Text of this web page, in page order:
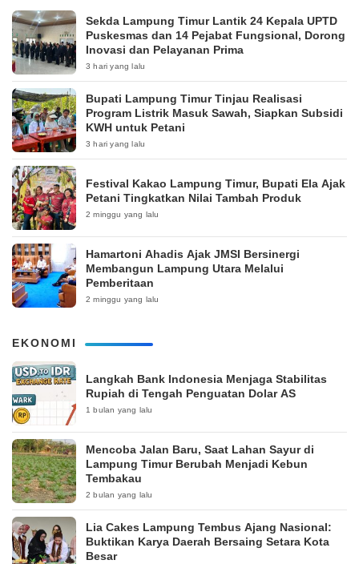
‎Sekda Lampung Timur Lantik 24 Kepala UPTD
Puskesmas dan 14 Pejabat Fungsional, Dorong
Inovasi dan Pelayanan Prima
3 hari yang lalu
Bupati Lampung Timur Tinjau Realisasi
Program Listrik Masuk Sawah, Siapkan Subsidi
KWH untuk Petani
3 hari yang lalu
‎Festival Kakao Lampung Timur, Bupati Ela Ajak
Petani Tingkatkan Nilai Tambah Produk
2 minggu yang lalu
Hamartoni Ahadis Ajak JMSI Bersinergi
Membangun Lampung Utara Melalui
Pemberitaan
2 minggu yang lalu
EKONOMI
Langkah Bank Indonesia Menjaga Stabilitas
Rupiah di Tengah Penguatan Dolar AS
1 bulan yang lalu
Mencoba Jalan Baru, Saat Lahan Sayur di
Lampung Timur Berubah Menjadi Kebun
Tembakau
2 bulan yang lalu
Lia Cakes Lampung Tembus Ajang Nasional:
Buktikan Karya Daerah Bersaing Setara Kota
Besar